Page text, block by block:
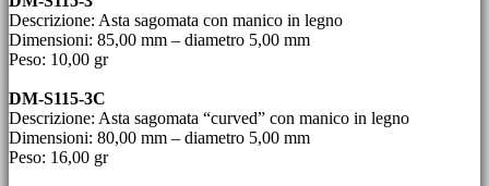
Descrizione: Asta sagomata con manico in legno
Dimensioni: 85,00 mm – diametro 5,00 mm
Peso: 10,00 gr
DM-S115-3C
Descrizione: Asta sagomata “curved” con manico in legno
Dimensioni: 80,00 mm – diametro 5,00 mm
Peso: 16,00 gr